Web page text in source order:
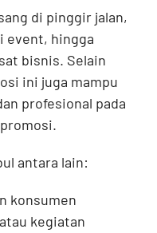
di pinggir jalan,
event, hingga
bisnis. Selain
ini juga mampu
profesional pada
antara lain:
konsumen
kegiatan